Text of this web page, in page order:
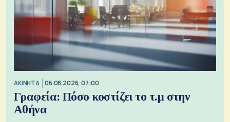
ΑΚΙΝΗΤΑ 06.08.2026, 07:00
Γραφεία: Πόσο κοστίζει το τ.μ στην
Αθήνα